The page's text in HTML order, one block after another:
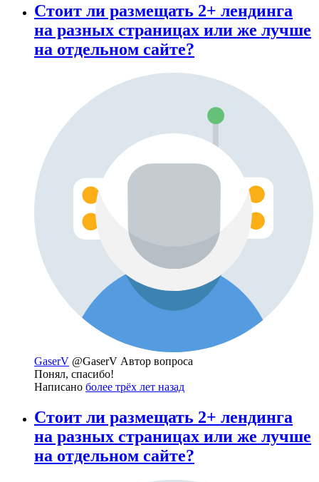
Стоит ли размещать 2+ лендинга
на разных страницах или же лучше
на отдельном сайте?
GaserV @GaserV Автор вопроса
Понял, спасибо!
Написано более трёх лет назад
Стоит ли размещать 2+ лендинга
на разных страницах или же лучше
на отдельном сайте?